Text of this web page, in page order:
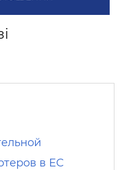
в ЕС